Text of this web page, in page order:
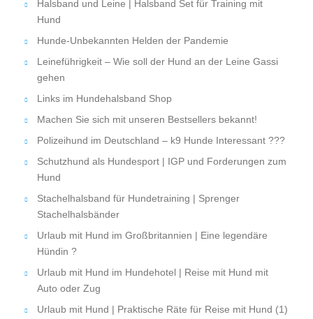
Halsband und Leine | Halsband Set für Training mit
Hund
Hunde-Unbekannten Helden der Pandemie
Leineführigkeit – Wie soll der Hund an der Leine Gassi
gehen
Links im Hundehalsband Shop
Machen Sie sich mit unseren Bestsellers bekannt!
Polizeihund im Deutschland – k9 Hunde Interessant ???
Schutzhund als Hundesport | IGP und Forderungen zum
Hund
Stachelhalsband für Hundetraining | Sprenger
Stachelhalsbänder
Urlaub mit Hund im Großbritannien | Eine legendäre
Hündin ?
Urlaub mit Hund im Hundehotel | Reise mit Hund mit
Auto oder Zug
Urlaub mit Hund | Praktische Räte für Reise mit Hund (1)